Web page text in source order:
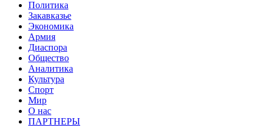
Политика
Закавказье
Экономика
Армия
Диаспора
Общество
Аналитика
Культура
Спорт
Мир
О нас
ПАРТНЕРЫ